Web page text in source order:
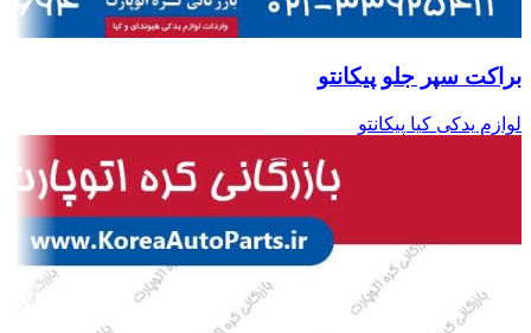
براکت سپر جلو پیکانتو
لوازم یدکی کیا پیکانتو